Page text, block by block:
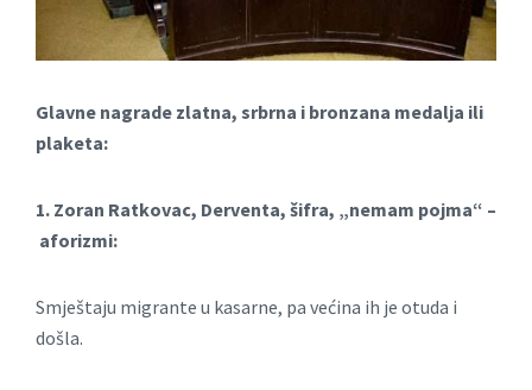
Glavne nagrade zlatna, srbrna i bronzana medalja ili
plaketa:
1. Zoran Ratkovac, Derventa, šifra, „nemam pojma“ –
aforizmi:
Smještaju migrante u kasarne, pa većina ih je otuda i
došla.